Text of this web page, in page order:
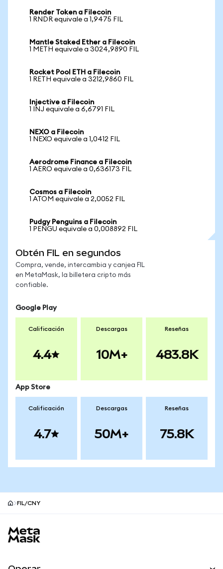
Render Token a Filecoin
1 RNDR equivale a 1,9475 FIL
Mantle Staked Ether a Filecoin
1 METH equivale a 3024,9890 FIL
Rocket Pool ETH a Filecoin
1 RETH equivale a 3212,9860 FIL
Injective a Filecoin
1 INJ equivale a 6,6791 FIL
NEXO a Filecoin
1 NEXO equivale a 1,0412 FIL
Aerodrome Finance a Filecoin
1 AERO equivale a 0,636173 FIL
Cosmos a Filecoin
1 ATOM equivale a 2,0052 FIL
Pudgy Penguins a Filecoin
1 PENGU equivale a 0,008892 FIL
Obtén FIL en segundos
Compra, vende, intercambia y canjea FIL
en MetaMask, la billetera cripto más
confiable.
Google Play
Calificación
4.4
Descargas
10M+
Reseñas
483.8K
App Store
Calificación
4.7
Descargas
50M+
Reseñas
75.8K
FIL/CNY